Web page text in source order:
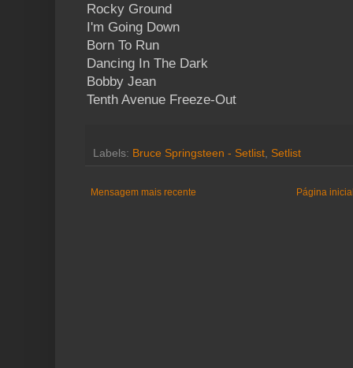
Rocky Ground
I'm Going Down
Born To Run
Dancing In The Dark
Bobby Jean
Tenth Avenue Freeze-Out
Labels: Bruce Springsteen - Setlist, Setlist
Mensagem mais recente Página